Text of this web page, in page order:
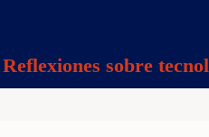
Reflexiones sobre